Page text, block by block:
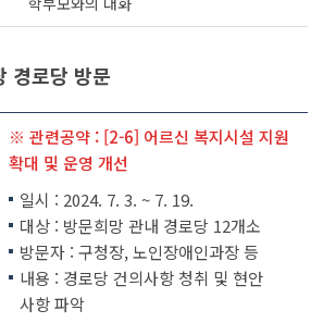
경로당 방문
※ 관련공약 : [2-6] 어르신 복지시설 지원
확대 및 운영 개선
일시 : 2024. 7. 3. ~ 7. 19.
대상 : 방문희망 관내 경로당 12개소
방문자 : 구청장, 노인장애인과장 등
내용 : 경로당 건의사항 청취 및 현안
사항 파악